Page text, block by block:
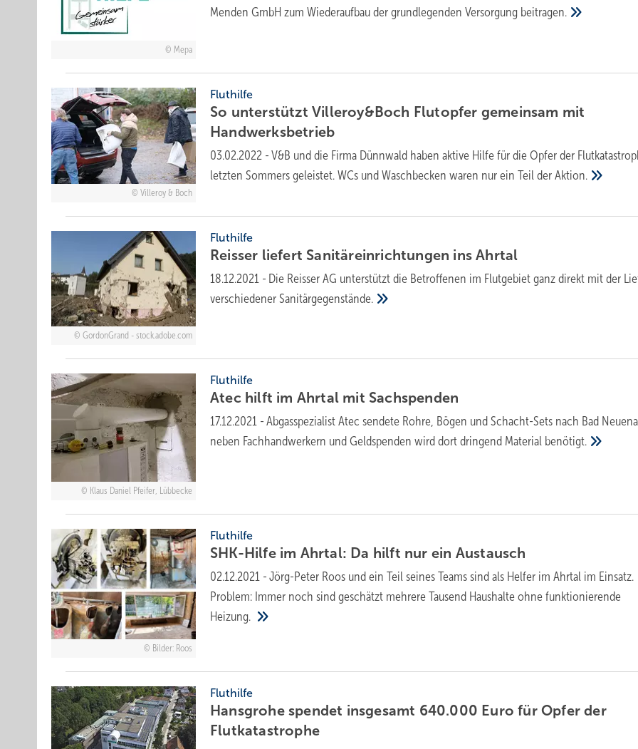
Mepa
Menden GmbH zum Wiederaufbau der grundlegenden Versorgung beitragen.
Villeroy & Boch
Fluthilfe
So unterstützt Villeroy&Boch Flutopfer gemeinsam mit
Handwerksbetrieb
03.02.2022 - V&B und die Firma Dünnwald haben aktive Hilfe für die Opfer der
letzten Sommers geleistet. WCs und Waschbecken waren nur ein Teil derAktion.
GordonGrand - stock.adobe.com
Fluthilfe
Reisser liefert Sanitäreinrichtungen insAhrtal
18.12.2021 - Die Reisser AG unterstützt die Betroffenen im Flutgebiet ganz direkt mit der
verschiedenerSanitärgegenstände.
Klaus Daniel Pfeifer, Lübbecke
Fluthilfe
Atec hilft im Ahrtal mit Sachspenden
17.12.2021 - Abgasspezialist Atec sendete Rohre, Bögen und Schacht-Sets nach Bad
neben Fachhandwerkern und Geldspenden wird dort dringend Material benötigt.
Bilder: Roos
Fluthilfe
SHK-Hilfe im Ahrtal: Da hilft nur ein Austausch
02.12.2021 - Jörg-Peter Roos und ein Teil seines Teams sind als Helfer im Ahrtal im Einsatz.
Problem: Immer noch sind geschätzt mehrere Tausend Haushalte ohne funktionierende
Heizung.
Fluthilfe
Hansgrohe spendet insgesamt 640.000 Euro für Opfer der
Flutkatastrophe